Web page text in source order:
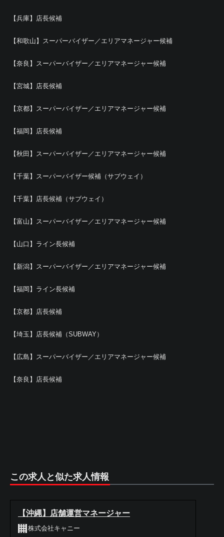
【兵庫】店長候補
【和歌山】スーパーバイザー／エリアマネージャー候補
【奈良】スーパーバイザー／エリアマネージャー候補
【宮城】店長候補
【京都】スーパーバイザー／エリアマネージャー候補
【福岡】店長候補
【秋田】スーパーバイザー／エリアマネージャー候補
【千葉】スーパーバイザー候補（サブウェイ）
【千葉】店長候補（サブウェイ）
【富山】スーパーバイザー／エリアマネージャー候補
【山口】ライン長候補
【新潟】スーパーバイザー／エリアマネージャー候補
【福岡】ライン長候補
【京都】店長候補
【埼玉】店長候補（SUBWAY）
【広島】スーパーバイザー／エリアマネージャー候補
【奈良】店長候補
この求人と似た求人情報
【沖縄】店舗運営マネージャー
株式会社キャニー